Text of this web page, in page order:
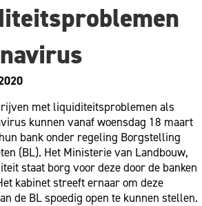
met liquiditeitsproblemen als
kunnen vanaf woensdag 18 maart
bank onder regeling Borgstelling
(BL). Het Ministerie van Landbouw,
staat borg voor deze door de banken
kabinet streeft ernaar om deze
de BL spoedig open te kunnen stellen.